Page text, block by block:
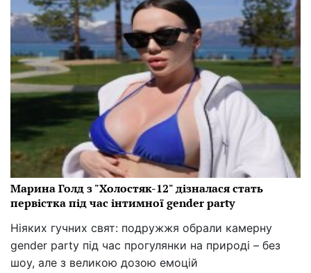
Марина Голд з "Холостяк-12" дізналася стать
первістка під час інтимної gender party
Ніяких гучних свят: подружжя обрали камерну
gender party під час прогулянки на природі – без
шоу, але з великою дозою емоцій